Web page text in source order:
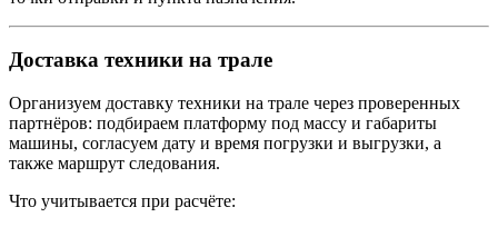
Доставка техники на трале
Организуем доставку техники на трале через проверенных
партнёров: подбираем платформу под массу и габариты
машины, согласуем дату и время погрузки и выгрузки, а
также маршрут следования.
Что учитывается при расчёте: